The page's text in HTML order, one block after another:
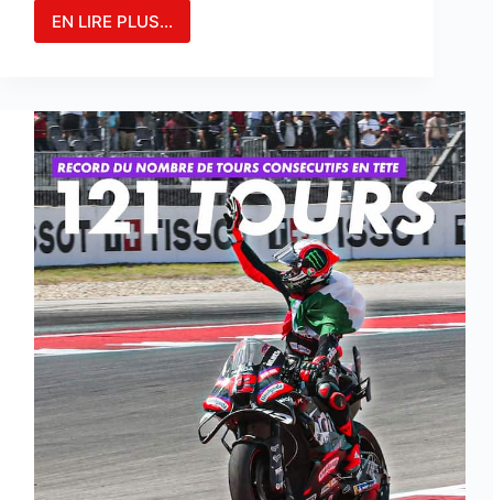
EN LIRE PLUS...
CARTON
BULEGA
QUI
RÉALISE
UN
WEEK-
END
PARFAIT
À
PORTIMAO